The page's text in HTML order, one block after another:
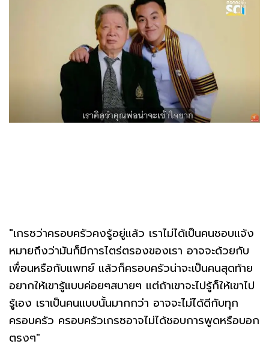
"เกรซว่าครอบครัวคงรู้อยู่แล้ว เราไม่ได้เป็นคนชอบแจ้ง
หมายถึงว่ามันก็มีการไตร่ตรองของเรา อาจจะด้วยกับ
เพื่อนหรือกับแพทย์ แล้วก็ครอบครัวน่าจะเป็นคนสุดท้าย
อยากให้เขารู้แบบค่อยๆสบายๆ แต่ถ้าเขาจะไปรู้ก็ให้เขาไป
รู้เอง เราเป็นคนแบบนั้นมากกว่า อาจจะไม่ได้ดีกับทุก
ครอบครัว ครอบครัวเกรซอาจไม่ได้ชอบการพูดหรือบอก
ตรงๆ"